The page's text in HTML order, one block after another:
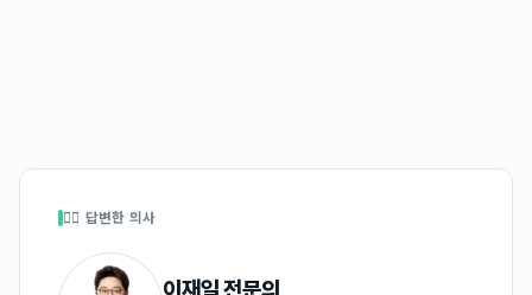
👩‍⚕️ 답변한 의사
이재일전문의